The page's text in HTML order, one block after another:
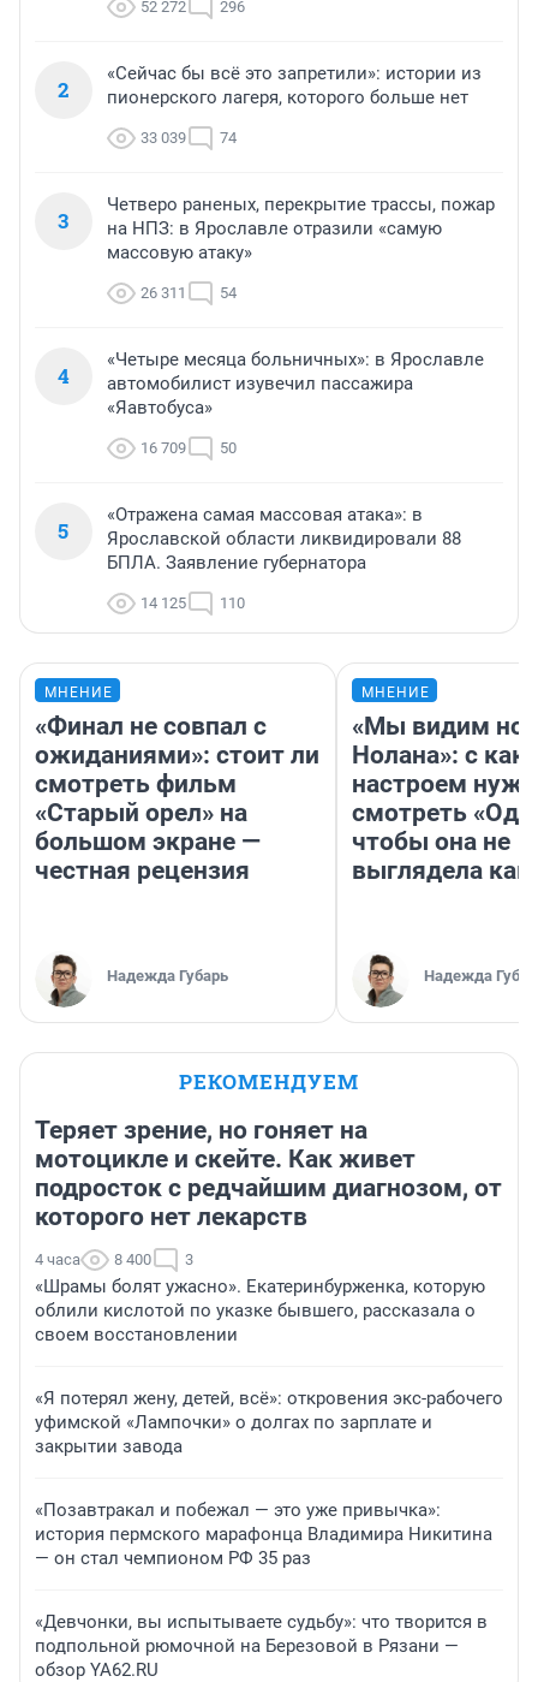
52 272 296
2
«Сейчас бы всё это запретили»: истории из
пионерского лагеря, которого больше нет
33 039 74
3
Четверо раненых, перекрытие трассы, пожар
на НПЗ: в Ярославле отразили «самую
массовую атаку»
26 311 54
4
«Четыре месяца больничных»: в Ярославле
автомобилист изувечил пассажира
«Яавтобуса»
16 709 50
5
«Отражена самая массовая атака»: в
Ярославской области ликвидировали 88
БПЛА. Заявление губернатора
14 125 110
МНЕНИЕ
«Финал не совпал с
ожиданиями»: стоит ли
смотреть фильм
«Старый орел» на
большом экране —
честная рецензия
Надежда Губарь
МНЕНИЕ
«Мы видим
Нолана»: с
настроем
смотреть
чтобы она не
выглядела как
Надежда
РЕКОМЕНДУЕМ
Теряет зрение, но гоняет на
мотоцикле и скейте. Как живет
подросток с редчайшим диагнозом, от
которого нет лекарств
4 часа 8 400 3
«Шрамы болят ужасно». Екатеринбурженка, которую
облили кислотой по указке бывшего, рассказала о
своем восстановлении
«Я потерял жену, детей, всё»: откровения экс-рабочего
уфимской «Лампочки» о долгах по зарплате и
закрытии завода
«Позавтракал и побежал — это уже привычка»:
история пермского марафонца Владимира Никитина
— он стал чемпионом РФ 35 раз
«Девчонки, вы испытываете судьбу»: что творится в
подпольной рюмочной на Березовой в Рязани —
обзор YA62.RU